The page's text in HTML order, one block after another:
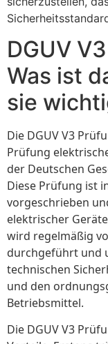
DGUV
Was ist
sie
Die DGUV V3
Prüfung
der Deutschen
Diese Prüfung ist
vorgeschrieben
elektrischer
wird regelmäßig
durchgeführt und
technischen
und den
Betriebsmittel.
Die DGUV V3